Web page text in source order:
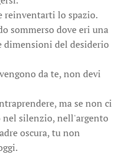
reinventarti lo spazio.
sommerso dove eri una
dimensioni del desiderio
da te, non devi
ma se non ci
nel silenzio, nell'argento
oscura, tu non